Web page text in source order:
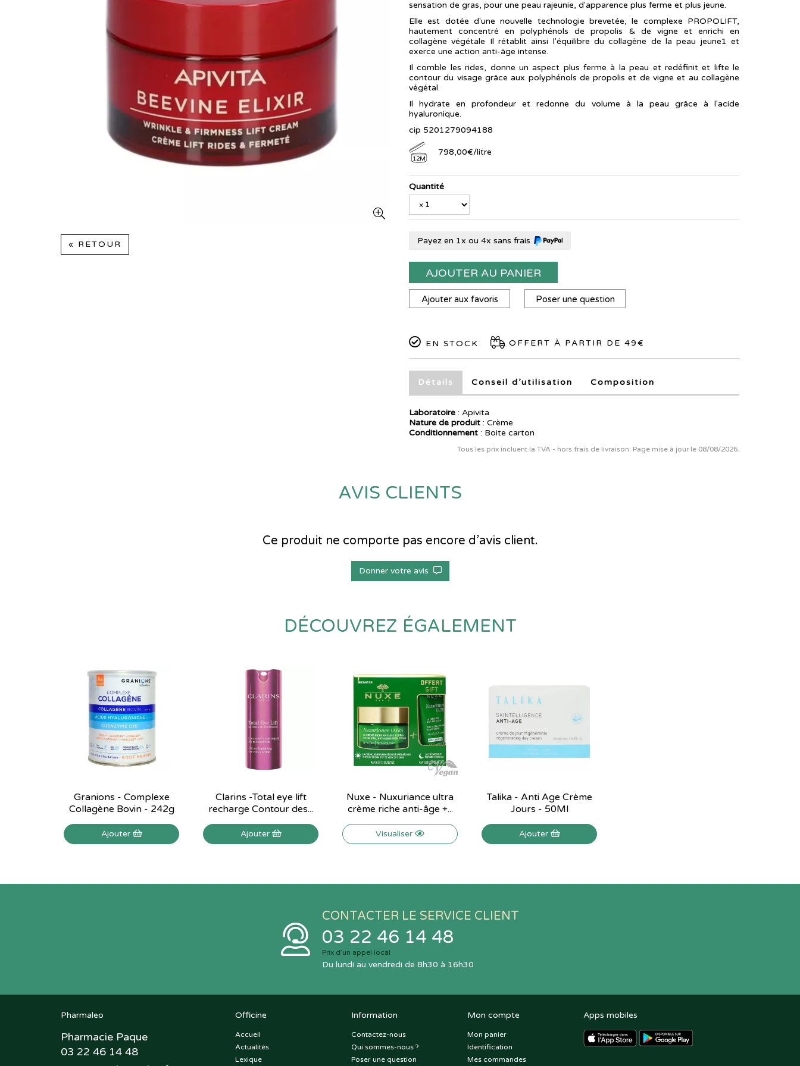
« RETOUR
sensation de gras, pour une peau rajeunie, d'apparence plus ferme et plus jeune.
Elle est dotée d'une nouvelle technologie brevetée, le complexe PROPOLIFT,
hautement concentré en polyphénols de propolis & de vigne et enrichi en
collagène végétale Il rétablit ainsi l'équilibre du collagène de la peau jeune1 et
exerce une action anti-âge intense.
Il comble les rides, donne un aspect plus ferme à la peau et redéfinit et lifte le
contour du visage grâce aux polyphénols de propolis et de vigne et au collagène
végétal.
Il hydrate en profondeur et redonne du volume à la peau grâce à l'acide
hyaluronique.
cip 5201279094188
12M
798,00€/litre
Quantité
Payez en 1x ou 4x sans frais
AJOUTER AU PANIER
Ajouter aux favoris Poser une question
EN STOCK OFFERT À PARTIR DE 49€
Détails Conseil d’utilisation Composition
Laboratoire : Apivita
Nature de produit : Crème
Conditionnement : Boite carton
Tous les prix incluent la TVA - hors frais de livraison. Page mise à jour le 08/08/2026.
AVIS CLIENTS
Ce produit ne comporte pas encore d’avis client.
Donner votre avis
DÉCOUVREZ ÉGALEMENT
Granions - Complexe
Collagène Bovin - 242g
Ajouter
Clarins -Total eye lift
recharge Contour des...
Ajouter
Nuxe - Nuxuriance ultra
crème riche anti-âge +...
Visualiser
Talika - Anti Age Crème
Jours - 50Ml
Ajouter
CONTACTER LE SERVICE CLIENT
03 22 46 14 48
Prix d’un appel local
Du lundi au vendredi de 8h30 à 16h30
Pharmaleo
Pharmacie Paque
03 22 46 14 48
Officine
Accueil
Actualités
Lexique
Information
Contactez-nous
Qui sommes-nous ?
Poser une question
Mon compte
Mon panier
Identification
Mes commandes
Apps mobiles